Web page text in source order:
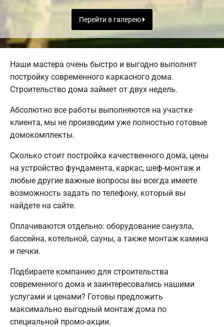
Перейти в галерею
Наши мастера очень быстро и выгодно выполнят
постройку современного каркасного дома.
Строительство дома займет от двух недель.
Абсолютно все работы выполняются на участке
клиента, мы не производим уже полностью готовые
домокомплекты.
Сколько стоит постройка качественного дома, цены
на устройство фундамента, каркас, шеф-монтаж и
любые другие важные вопросы вы всегда имеете
возможность задать по телефону, который вы
найдете на сайте.
Оплачиваются отдельно: оборудование санузла,
бассейна, котельной, сауны, а также монтаж камина
и печки.
Подбираете компанию для строительства
современного дома и заинтересовались нашими
услугами и ценами? Готовы предложить
максимально выгодный монтаж дома по
специальной промо-акции.